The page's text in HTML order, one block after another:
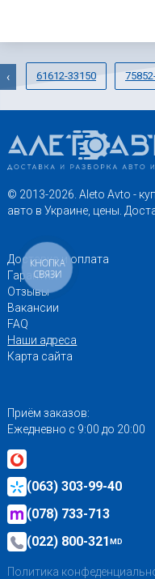
61612-33150
‹
© 2013-2026. Aleto Avto -
авто в Украине, цены.
Доставка и оплата
Гарантии
Отзывы
Вакансии
FAQ
Наши адреса
Карта сайта
Приём заказов:
Ежедневно с 9:00 до 20:00
(063) 303-99-40
(078) 733-713
(022) 800-321MD
Политика
КНОПКА
СВЯЗИ